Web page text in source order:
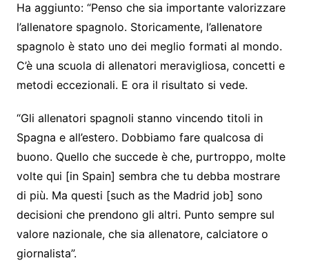
Ha aggiunto: “Penso che sia importante valorizzare
l’allenatore spagnolo. Storicamente, l’allenatore
spagnolo è stato uno dei meglio formati al mondo.
C’è una scuola di allenatori meravigliosa, concetti e
metodi eccezionali. E ora il risultato si vede.
“Gli allenatori spagnoli stanno vincendo titoli in
Spagna e all’estero. Dobbiamo fare qualcosa di
buono. Quello che succede è che, purtroppo, molte
volte qui [in Spain] sembra che tu debba mostrare
di più. Ma questi [such as the Madrid job] sono
decisioni che prendono gli altri. Punto sempre sul
valore nazionale, che sia allenatore, calciatore o
giornalista”.